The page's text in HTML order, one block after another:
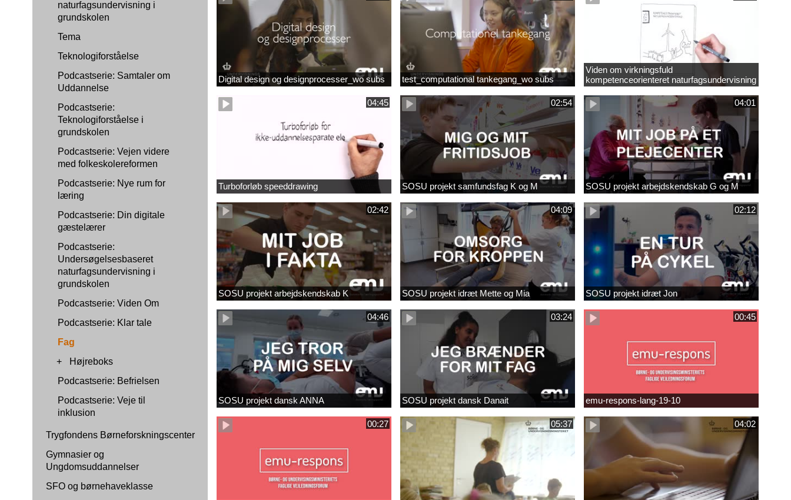
naturfagsundervisning i
grundskolen
Tema
Teknologiforståelse
Podcastserie: Samtaler om
Uddannelse
Podcastserie:
Teknologiforståelse i
grundskolen
Podcastserie: Vejen videre
med folkeskolereformen
Podcastserie: Nye rum for
læring
Podcastserie: Din digitale
gæstelærer
Podcastserie:
Undersøgelsesbaseret
naturfagsundervisning i
grundskolen
Podcastserie: Viden Om
Podcastserie: Klar tale
Fag
+
Højreboks
Podcastserie: Befrielsen
Podcastserie: Veje til
inklusion
Trygfondens Børneforskningscenter
Gymnasier og
Ungdomsuddannelser
SFO og børnehaveklasse
Digital design og designprocesser_wo subs test_computational tankegang_wo subs
Viden om virkningsfuld
kompetenceorienteret naturfagsundervisning
04:45
Turboforløb speeddrawing
02:54
SOSU projekt samfundsfag K og M
04:01
SOSU projekt arbejdskendskab G og M
02:42
SOSU projekt arbejdskendskab K
04:09
SOSU projekt idræt Mette og Mia
02:12
SOSU projekt idræt Jon
04:46
SOSU projekt dansk ANNA
03:24
SOSU projekt dansk Danait
00:45
emu-respons-lang-19-10
00:27 05:37 04:02